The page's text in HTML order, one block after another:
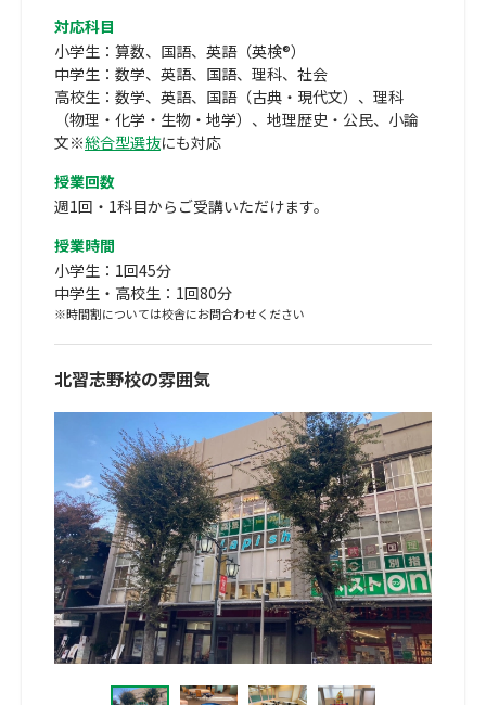
対応科目
小学生：算数、国語、英語（英検®）
中学生：数学、英語、国語、理科、社会
高校生：数学、英語、国語（古典・現代文）、理科
（物理・化学・生物・地学）、地理歴史・公民、小論
文※総合型選抜にも対応
授業回数
週1回・1科目からご受講いただけます。
授業時間
小学生：1回45分
中学生・高校生：1回80分
※時間割については校舎にお問合わせください
北習志野校の雰囲気